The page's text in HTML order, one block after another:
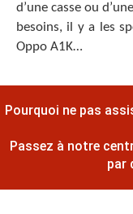
d’une casse ou
besoins, il y a les
Oppo A1K…
Pourquoi ne pas
Passez à notre
par